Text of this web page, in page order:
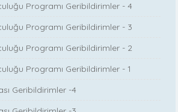
Programı Geribildirimler - 4
Programı Geribildirimler - 3
Programı Geribildirimler - 2
Programı Geribildirimler - 1
Geribildirimler -4